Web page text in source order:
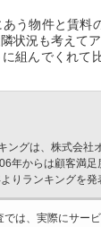
う物件と賃料
状況も考えて
組んでくれて
ングは、株式会社
年からは顧客満
りランキングを発
では、実際にサー